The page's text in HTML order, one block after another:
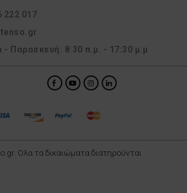
222 017
- Παρασκευή: 8:30 π.μ. - 17:30 μ.μ
Ολα τα δικαιώματα διατηρούνται